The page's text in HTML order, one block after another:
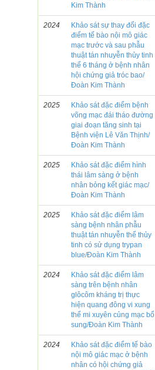
Kim Thành
2024
Khảo sát sự thay đổi đặc
điểm tế bào nội mô giác
mạc trước và sau phẫu
thuật tán nhuyễn thủy tinh
thể 6 tháng ở bệnh nhân
hội chứng giả tróc bao/
Đoàn Kim Thành
2025
Khảo sát đặc điểm bệnh
võng mạc đái tháo đường
giai đoạn tăng sinh tại
Bệnh viện Lê Văn Thịnh/
Đoàn Kim Thành
2025
Khảo sát đặc điểm hình
thái lâm sàng ở bệnh
nhân bỏng kết giác mạc/
Đoàn Kim Thành
2025
Khảo sát đặc điểm lâm
sàng bệnh nhân phẫu
thuật tán nhuyễn thể thủy
tinh có sử dụng trypan
blue/Đoàn Kim Thành
2024
Khảo sát đặc điểm lâm
sàng trên bệnh nhân
glôcôm kháng trị thực
hiện quang đông vi xung
thể mi xuyên củng mạc bổ
sung/Đoàn Kim Thành
2024
Khảo sát đặc điểm tế bào
nội mô giác mạc ở bệnh
nhân có hội chứng giả